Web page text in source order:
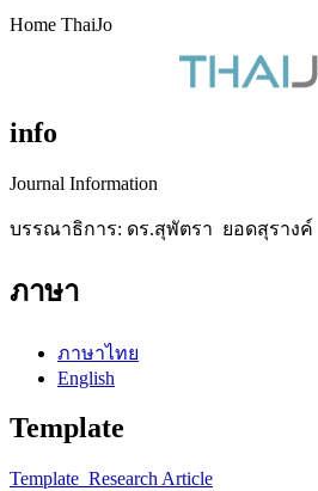
Home ThaiJo
info
Journal Information
บรรณาธิการ: ดร.สุพัตรา ยอดสุรางค์
ภาษา
ภาษาไทย
English
Template
Template_Research Article